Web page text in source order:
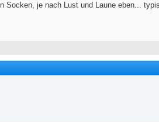
Socken, je nach Lust und Laune eben...